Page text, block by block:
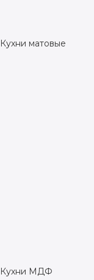
Кухни матовые
Кухни МДФ